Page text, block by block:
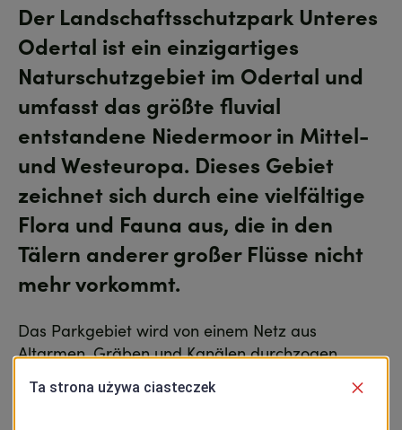
Der Landschaftsschutzpark Unteres
Odertal ist ein einzigartiges
Naturschutzgebiet im Odertal und
umfasst das größte fluvial
entstandene Niedermoor in Mittel-
und Westeuropa. Dieses Gebiet
zeichnet sich durch eine vielfältige
Flora und Fauna aus, die in den
Tälern anderer großer Flüsse nicht
mehr vorkommt.
Das Parkgebiet wird von einem Netz aus
Altarmen, Gräben und Kanälen durchzogen,
sogenannte Międzyodrze (Zwischenoderland),